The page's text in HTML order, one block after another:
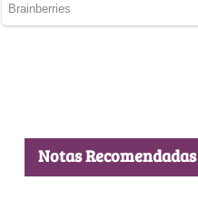
Notas Recomendadas